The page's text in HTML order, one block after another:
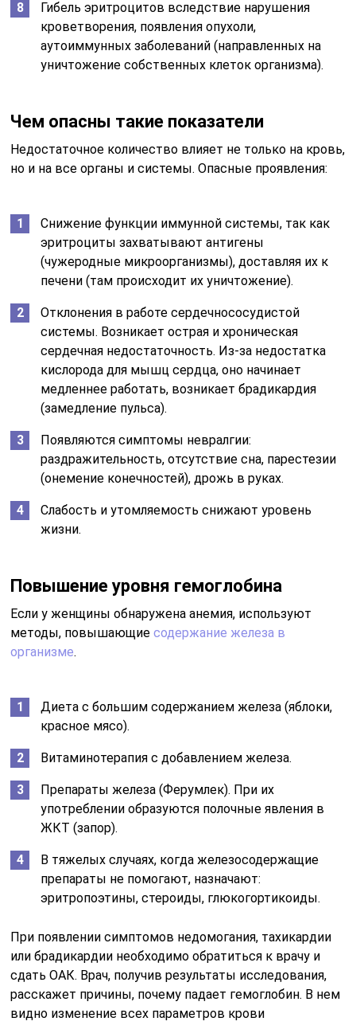
Гибель эритроцитов вследствие нарушения
кроветворения, появления опухоли,
аутоиммунных заболеваний (направленных на
уничтожение собственных клеток организма).
Чем опасны такие показатели
Недостаточное количество влияет не только на кровь,
но и на все органы и системы. Опасные проявления:
Снижение функции иммунной системы, так как
эритроциты захватывают антигены
(чужеродные микроорганизмы), доставляя их к
печени (там происходит их уничтожение).
Отклонения в работе сердечнососудистой
системы. Возникает острая и хроническая
сердечная недостаточность. Из-за недостатка
кислорода для мышц сердца, оно начинает
медленнее работать, возникает брадикардия
(замедление пульса).
Появляются симптомы невралгии:
раздражительность, отсутствие сна, парестезии
(онемение конечностей), дрожь в руках.
Слабость и утомляемость снижают уровень
жизни.
Повышение уровня гемоглобина
Если у женщины обнаружена анемия, используют
методы, повышающиесодержание железа в
организме.
Диета с большим содержанием железа (яблоки,
красное мясо).
Витаминотерапия с добавлением железа.
Препараты железа (Ферумлек). При их
употреблении образуются полочные явления в
ЖКТ (запор).
В тяжелых случаях, когда железосодержащие
препараты не помогают, назначают:
эритропоэтины, стероиды, глюкогортикоиды.
При появлении симптомов недомогания, тахикардии
или брадикардии необходимо обратиться к врачу и
сдать ОАК. Врач, получив результаты исследования,
расскажет причины, почему падает гемоглобин. В нем
видно изменение всех параметров крови